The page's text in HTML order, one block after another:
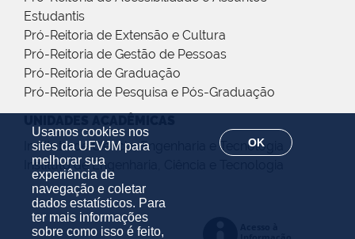
Usamos cookies nos
sites da UFVJM para
melhorar sua
experiência de
navegação e coletar
dados estatísticos. Para
ter mais informações
sobre como isso é feito,
OK
Estudantis
Pró-Reitoria de Extensão e Cultura
Pró-Reitoria de Gestão de Pessoas
Pró-Reitoria de Graduação
Pró-Reitoria de Pesquisa e Pós-Graduação
Instituto de Ciência, Engenharia e Tecnologia
Instituto de Engenharia, Ciência e Tecnologia